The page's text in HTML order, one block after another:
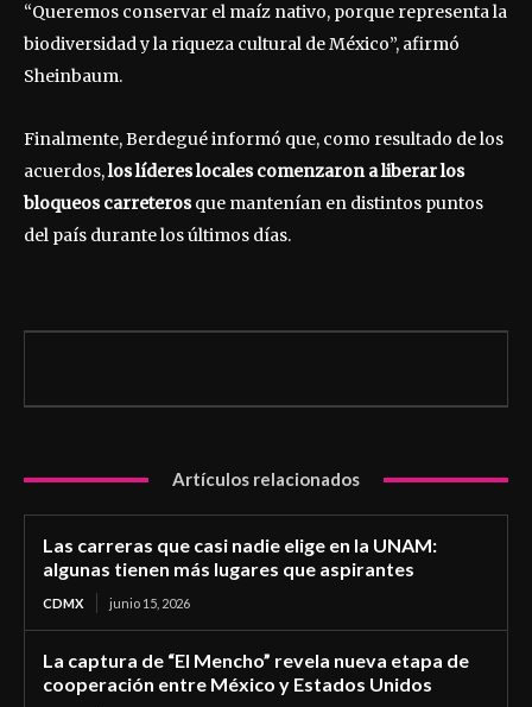
“Queremos conservar el maíz nativo, porque representa la
biodiversidad y la riqueza cultural de México”, afirmó
Sheinbaum.
Finalmente, Berdegué informó que, como resultado de los
acuerdos,los líderes locales comenzaron a liberar los
bloqueos carreterosque mantenían en distintos puntos
del país durante los últimos días.
Artículos relacionados
Las carreras que casi nadie elige en la UNAM:
algunas tienen más lugares que aspirantes
CDMX junio 15, 2026
La captura de “El Mencho” revela nueva etapa de
cooperación entre México y Estados Unidos